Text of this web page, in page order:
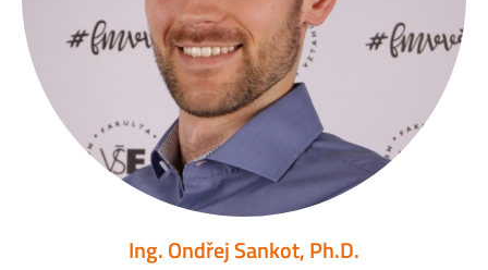
Ing. Ondřej Sankot, Ph.D.